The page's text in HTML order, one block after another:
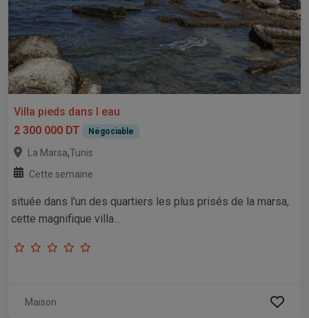
Villa pieds dans l eau
2 300 000 DT
Négociable
La Marsa,Tunis
Cette semaine
située dans l'un des quartiers les plus prisés de la marsa,
cette magnifique villa...
Maison